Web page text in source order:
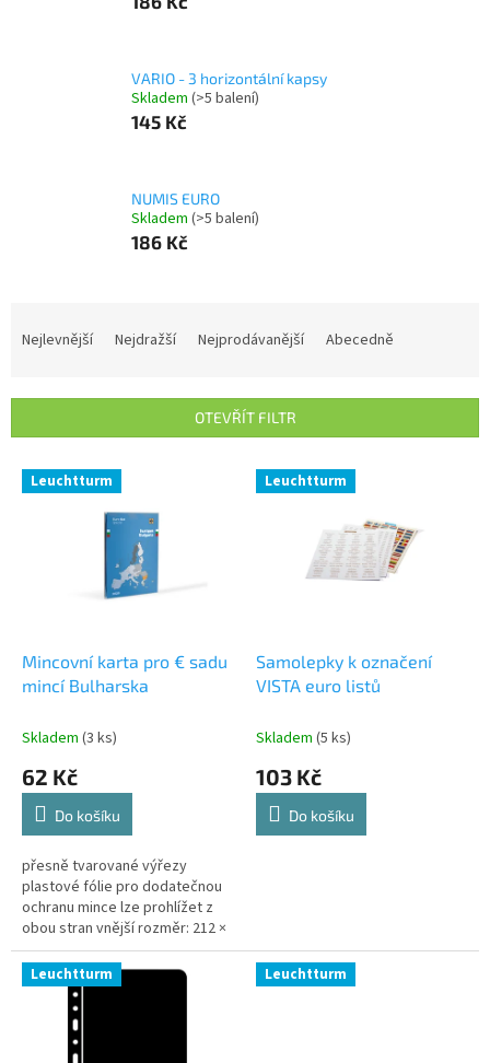
VARIO - 3 horizontální kapsy
Skladem (>5 balení)
145 Kč
NUMIS EURO
Skladem (>5 balení)
186 Kč
í
Nejlevnější Nejdražší Nejprodávanější Abecedně
OTEVŘÍT FILTR
V Leuchtturm
Mincovní karta pro € sadu
mincí Bulharska
Skladem (3 ks)
62 Kč
Do košíku
přesně tvarované výřezy
plastové fólie pro dodatečnou
ochranu mince lze prohlížet z
obou stran vnější rozměr: 212 ×
144 mm (š/v)
Leuchtturm
Samolepky k označení
VISTA euro listů
Skladem (5 ks)
103 Kč
Do košíku
Leuchtturm Leuchtturm